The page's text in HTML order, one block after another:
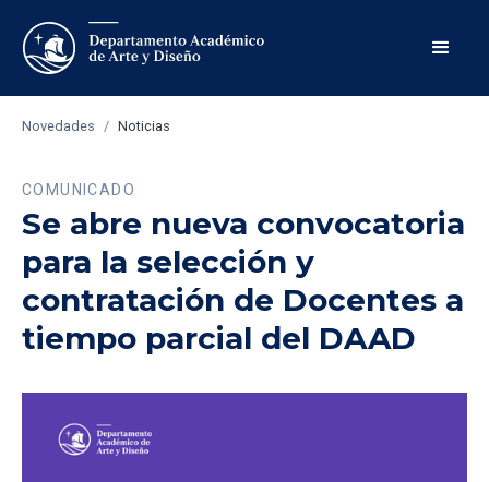
Novedades / Noticias
COMUNICADO
Se abre nueva convocatoria
para la selección y
contratación de Docentes a
tiempo parcial del DAAD